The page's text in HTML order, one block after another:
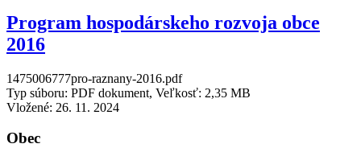
Program hospodárskeho rozvoja obce
2016
1475006777pro-raznany-2016.pdf
Typ súboru: PDF dokument, Veľkosť: 2,35 MB
Vložené: 26. 11. 2024
Obec